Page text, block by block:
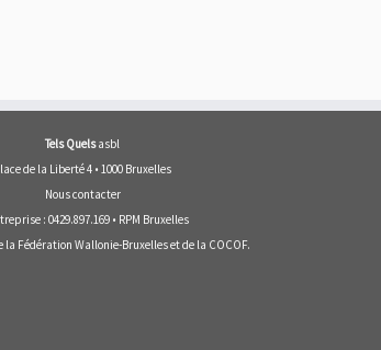
Tels Quelsasbl
de la Liberté 4 • 1000 Bruxelles
Nous contacter
: 0429.897.169 • RPM Bruxelles
la Fédération Wallonie-Bruxelleset de la COCOF.